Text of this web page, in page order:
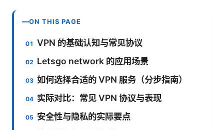
ON THIS PAGE
VPN 的基础认知与常见协议
Letsgo network 的应用场景
如何选择合适的 VPN 服务（分步指南）
实际对比：常见 VPN 协议与表现
安全性与隐私的实际要点